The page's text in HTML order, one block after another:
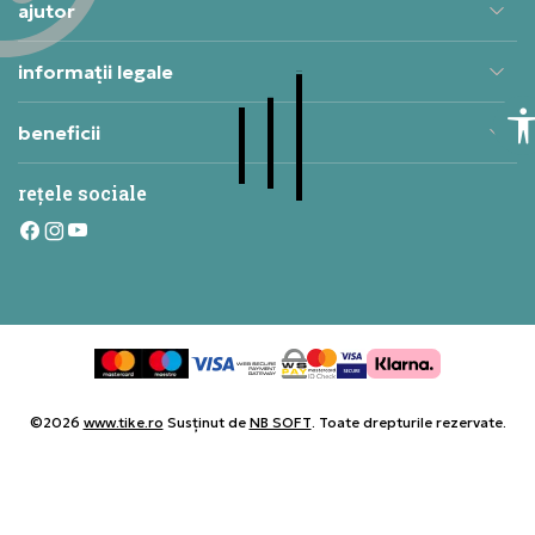
ajutor
informații legale
beneficii
rețele sociale
©2026 www.tike.ro Susținut de NB SOFT. Toate drepturile rezervate.